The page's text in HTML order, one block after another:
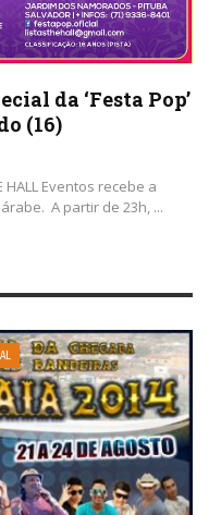
da ‘Festa Pop’
(16)
Eventos recebe a
árabe. A partir de 23h, ...